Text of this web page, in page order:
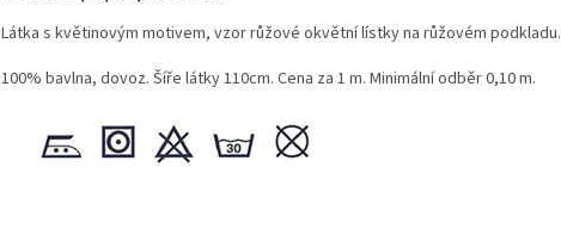
Látka s květinovým motivem, vzor růžové okvětní lístky na růžovém podkladu.
100% bavlna, dovoz. Šíře látky 110cm. Cena za 1 m. Minimální odběr 0,10 m.